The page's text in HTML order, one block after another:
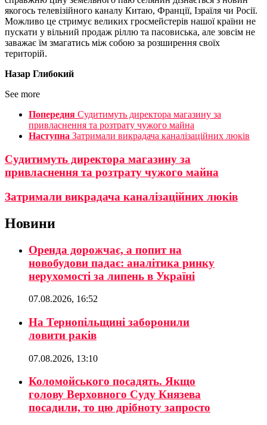
якогось телевізійного каналу Китаю, Франції, Ізраїля чи Росії.
Можливо це стримує великих гросмейстерів нашої країни не
пускати у вільний продаж ріллю та пасовиська, але зовсім не
заважає їм змагатись між собою за розширення своїх
територій.
Назар Глибокий
See more
Попередня Cудитимуть директора магазину за
привласнення та розтрату чужого майна
Наступна Затримали викрадача каналізаційних люків
Cудитимуть директора магазину за
привласнення та розтрату чужого майна
Затримали викрадача каналізаційних люків
Новини
Оренда дорожчає, а попит на
новобудови падає: аналітика ринку
нерухомості за липень в Україні
07.08.2026, 16:52
На Тернопільщині заборонили
ловити раків
07.08.2026, 13:10
Коломойського посадять. Якщо
голову Верховного Суду Князева
посадили, то цю дрібноту запросто